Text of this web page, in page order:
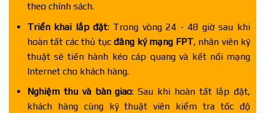
theo chính sách.
Triển khai lắp đặt: Trong vòng 24 - 48 giờ sau khi
hoàn tất các thủ tục đăng ký mạng FPT, nhân viên kỹ
thuật sẽ tiến hành kéo cáp quang và kết nối mạng
Internet cho khách hàng.
Nghiệm thu và bàn giao: Sau khi hoàn tất lắp đặt,
khách hàng cùng kỹ thuật viên kiểm tra tốc độ